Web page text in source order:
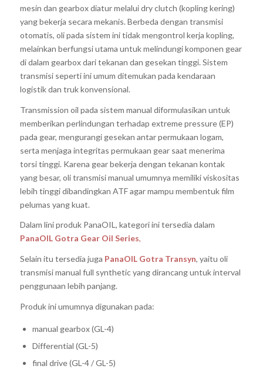
mesin dan gearbox diatur melalui dry clutch (kopling kering)
yang bekerja secara mekanis. Berbeda dengan transmisi
otomatis, oli pada sistem ini tidak mengontrol kerja kopling,
melainkan berfungsi utama untuk melindungi komponen gear
di dalam gearbox dari tekanan dan gesekan tinggi. Sistem
transmisi seperti ini umum ditemukan pada kendaraan
logistik dan truk konvensional.
Transmission oil pada sistem manual diformulasikan untuk
memberikan perlindungan terhadap extreme pressure (EP)
pada gear, mengurangi gesekan antar permukaan logam,
serta menjaga integritas permukaan gear saat menerima
torsi tinggi. Karena gear bekerja dengan tekanan kontak
yang besar, oli transmisi manual umumnya memiliki viskositas
lebih tinggi dibandingkan ATF agar mampu membentuk film
pelumas yang kuat.
Dalam lini produk PanaOIL, kategori ini tersedia dalam
PanaOIL Gotra Gear Oil Series,
Selain itu tersedia juga PanaOIL Gotra Transyn, yaitu oli
transmisi manual full synthetic yang dirancang untuk interval
penggunaan lebih panjang.
Produk ini umumnya digunakan pada:
manual gearbox (GL-4)
Differential (GL-5)
final drive (GL-4 / GL-5)